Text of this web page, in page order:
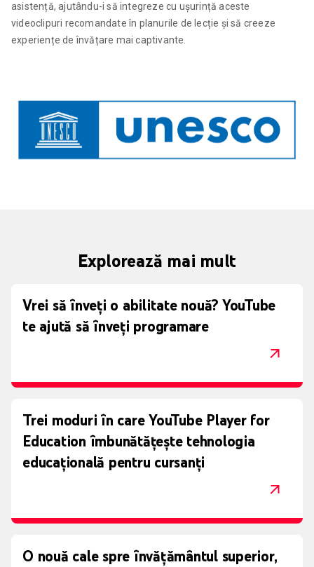
asistență, ajutându-i să integreze cu ușurință aceste
videoclipuri recomandate în planurile de lecție și să creeze
experiențe de învățare mai captivante.
Explorează mai mult
Vrei să înveți o abilitate nouă? YouTube
te ajută să înveți programare
Trei moduri în care YouTube Player for
Education îmbunătățește tehnologia
educațională pentru cursanți
O nouă cale spre învățământul superior,